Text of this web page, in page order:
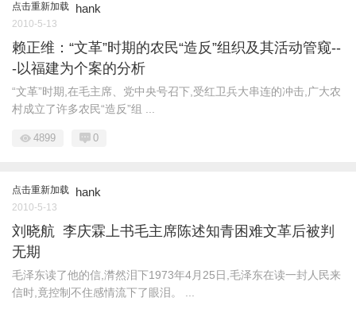
点击重新加载 hank
2010-5-13
赖正维：“文革”时期的农民“造反”组织及其活动管窥--
-以福建为个案的分析
“文革”时期,在毛主席、党中央号召下,受红卫兵大串连的冲击,广大农
村成立了许多农民“造反”组 ...
4899 0
点击重新加载 hank
2010-5-13
刘晓航 李庆霖上书毛主席陈述知青困难文革后被判
无期
毛泽东读了他的信,潸然泪下1973年4月25日,毛泽东在读一封人民来
信时,竟控制不住感情流下了眼泪。 ...